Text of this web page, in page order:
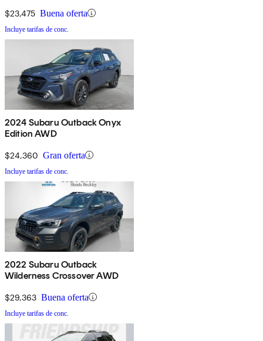
$23,475 Buena oferta
Incluye tarifas de conc.
2024 Subaru Outback Onyx
Edition AWD
$24,360 Gran oferta
Incluye tarifas de conc.
2022 Subaru Outback
Wilderness Crossover AWD
$29,363 Buena oferta
Incluye tarifas de conc.